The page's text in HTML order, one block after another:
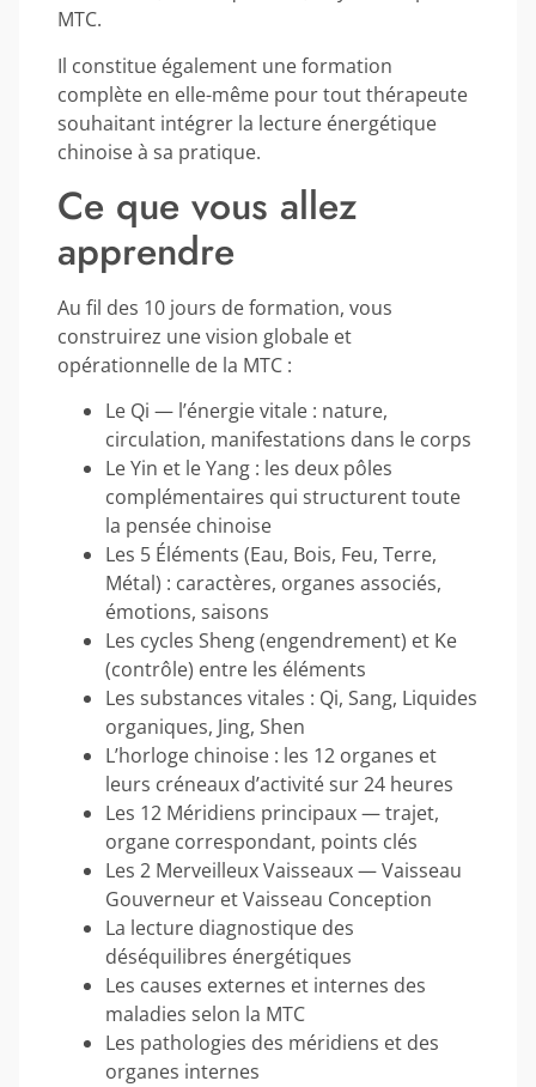
MTC.
Il constitue également une formation
complète en elle-même pour tout thérapeute
souhaitant intégrer la lecture énergétique
chinoise à sa pratique.
Ce que vous allez
apprendre
Au fil des 10 jours de formation, vous
construirez une vision globale et
opérationnelle de la MTC :
Le Qi — l’énergie vitale : nature,
circulation, manifestations dans le corps
Le Yin et le Yang : les deux pôles
complémentaires qui structurent toute
la pensée chinoise
Les 5 Éléments (Eau, Bois, Feu, Terre,
Métal) : caractères, organes associés,
émotions, saisons
Les cycles Sheng (engendrement) et Ke
(contrôle) entre les éléments
Les substances vitales : Qi, Sang, Liquides
organiques, Jing, Shen
L’horloge chinoise : les 12 organes et
leurs créneaux d’activité sur 24 heures
Les 12 Méridiens principaux — trajet,
organe correspondant, points clés
Les 2 Merveilleux Vaisseaux — Vaisseau
Gouverneur et Vaisseau Conception
La lecture diagnostique des
déséquilibres énergétiques
Les causes externes et internes des
maladies selon la MTC
Les pathologies des méridiens et des
organes internes